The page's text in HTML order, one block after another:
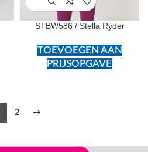
STBW586 / Stella Ryder
TOEVOEGEN AAN
PRIJSOPGAVE
2 →